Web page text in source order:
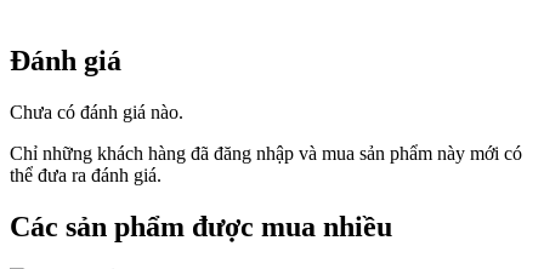
Đánh giá
Chưa có đánh giá nào.
Chỉ những khách hàng đã đăng nhập và mua sản phẩm này mới có
thể đưa ra đánh giá.
Các sản phẩm được mua nhiều